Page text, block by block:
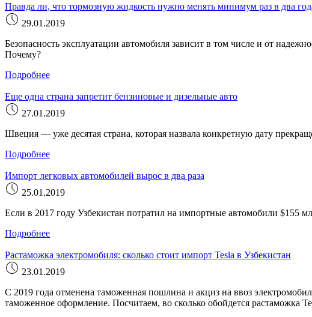
Правда ли, что тормозную жидкость нужно менять минимум раз в два
29.01.2019
Безопасность эксплуатации автомобиля зависит в том числе и от
Почему?
Подробнее
Еще одна страна запретит бензиновые и дизельные авто
27.01.2019
Швеция — уже десятая страна, которая назвала конкретную дату
Подробнее
Импорт легковых автомобилей вырос в два раза
25.01.2019
Если в 2017 году Узбекистан потратил на импортные автомобили $155
Подробнее
Растаможка электромобиля: сколько стоит импорт Tesla в Узбекистан
23.01.2019
С 2019 года отменена таможенная пошлина и акциз на ввоз
таможенное оформление. Посчитаем, во сколько обойдется растаможка